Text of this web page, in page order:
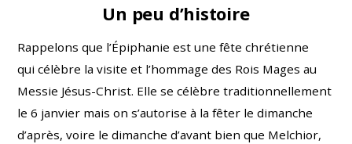
Un peu d’histoire
Rappelons que l’Épiphanie est une fête chrétienne
qui célèbre la visite et l’hommage des Rois Mages au
Messie Jésus-Christ. Elle se célèbre traditionnellement
le 6 janvier mais on s’autorise à la fêter le dimanche
d’après, voire le dimanche d’avant bien que Melchior,